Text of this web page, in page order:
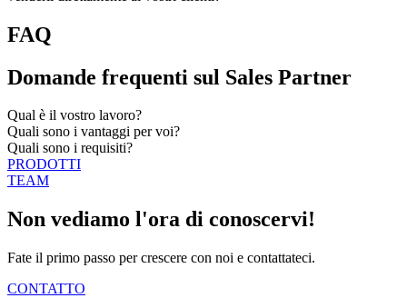
FAQ
Domande frequenti sul Sales Partner
Qual è il vostro lavoro?
Quali sono i vantaggi per voi?
Quali sono i requisiti?
PRODOTTI
TEAM
Non vediamo l'ora di conoscervi!
Fate il primo passo per crescere con noi e contattateci.
CONTATTO